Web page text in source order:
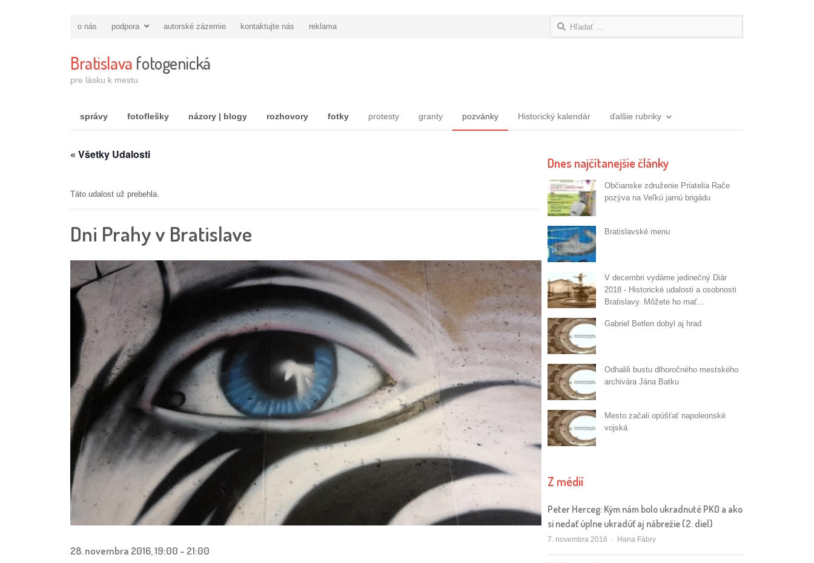
o nás podpora autorské zázemie kontaktujte nás reklama Hľadať:
Bratislava fotogenická
pre lásku k mestu
správy fotoflešky názory | blogy rozhovory fotky protesty granty pozvánky Historický kalendár ďalšie rubriky
« Všetky Udalosti
Táto udalost už prebehla.
Dni Prahy v Bratislave
28. novembra 2016, 19:00 - 21:00
Dnes najčítanejšie články
Občianske združenie Priatelia Rače
pozýva na Veľkú jarnú brigádu
Bratislavské menu
V decembri vydáme jedinečný Diár
2018 - Historické udalosti a osobnosti
Bratislavy. Môžete ho mať...
Gabriel Betlen dobyl aj hrad
Odhalili bustu dlhoročného mestského
archivára Jána Batku
Mesto začali opúšťať napoleonské
vojská
Z médií
Peter Herceg: Kým nám bolo ukradnuté PKO a ako
si nedať úplne ukradúť aj nábrežie (2. diel)
7. novembra 2018 Autor/ka
Hana Fábry